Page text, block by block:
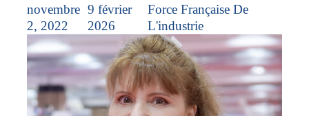
novembre
2, 2022
9 février
2026
Force Française De
L'industrie